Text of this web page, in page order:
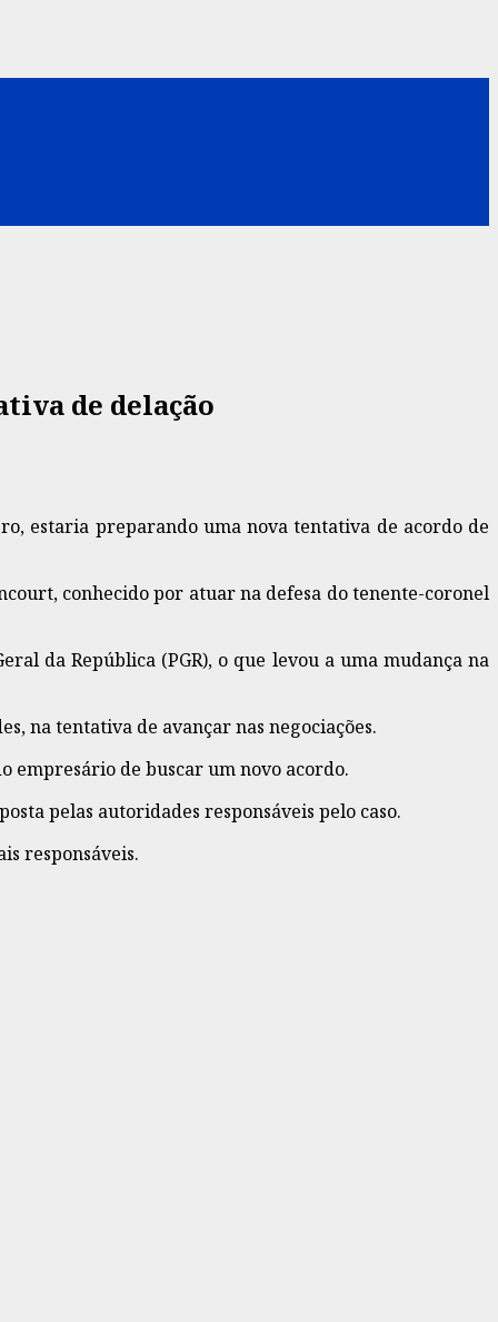
de delação
estaria preparando uma nova tentativa de acordo de
conhecido por atuar na defesa do tenente-coronel
da República (PGR), o que levou a uma mudança na
na tentativa de avançar nas negociações.
empresário de buscar um novo acordo.
pelas autoridades responsáveis pelo caso.
responsáveis.